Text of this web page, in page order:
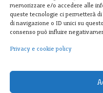
memorizzare e/o accedere alle
queste tecnologie ci permetterà
di navigazione o ID unici su
consenso può influire
Privacy e cookie policy
20122
T.
F. + 39
p.i.